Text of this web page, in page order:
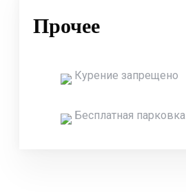
Прочее
Курение запрещено
Бесплатная парковка